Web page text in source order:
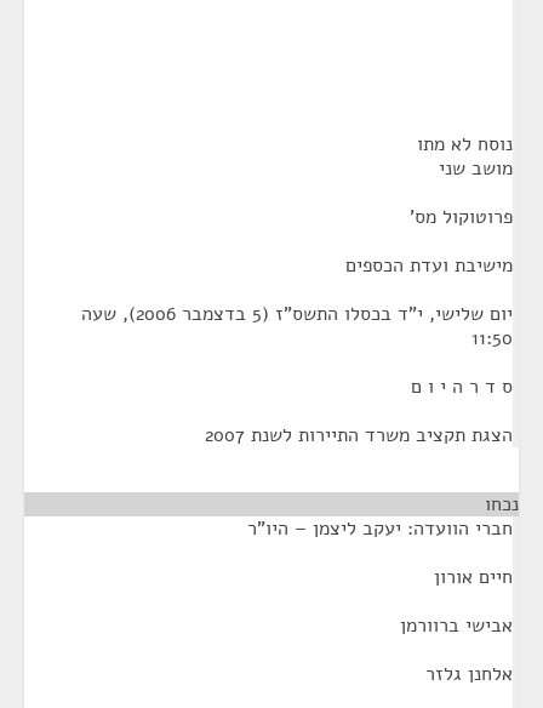
נוסח לא מתו
מושב שני
פרוטוקול מס'
מישיבת ועדת הכספים
יום שלישי, י"ד בכסלו התשס"ז (5 בדצמבר 2006), שעה
11:50
ס ד ר ה י ו ם
הצגת תקציב משרד התיירות לשנת 2007
נכחו
חברי הוועדה: יעקב ליצמן – היו"ר
חיים אורון
אבישי ברוורמן
אלחנן גלזר